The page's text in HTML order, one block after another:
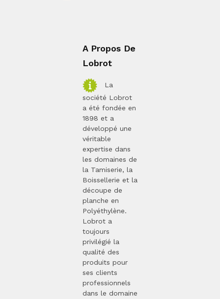
A Propos De
Lobrot
La
société Lobrot
a été fondée en
1898 et a
développé une
véritable
expertise dans
les domaines de
la Tamiserie, la
Boissellerie et la
découpe de
planche en
Polyéthylène.
Lobrot a
toujours
privilégié la
qualité des
produits pour
ses clients
professionnels
dans le domaine